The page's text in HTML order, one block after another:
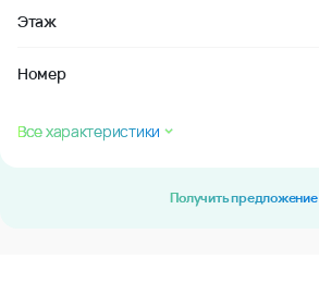
Этаж
Номер
Все характеристики
Получить предложение